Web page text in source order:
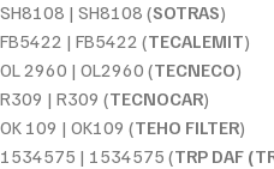
SH8108 | SH8108 (SOTRAS)
FB5422 | FB5422 (TECALEMIT)
OL 2960 | OL2960 (TECNECO)
R309 | R309 (TECNOCAR)
OK 109 | OK109 (TEHO FILTER)
1534575 | 1534575 (TRP DAF